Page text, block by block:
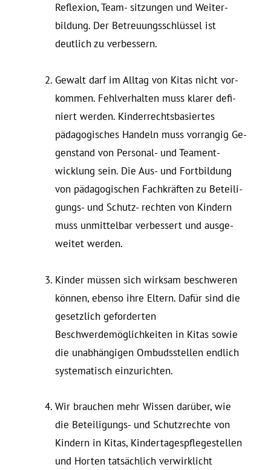
Re­flexion, Team- sit­zungen und Wei­ter­
bildung. Der Betreuungsschlüssel ist
deutlich zu verbessern.
Gewalt darf im Alltag von Kitas nicht vor­
kommen. Fehl­ver­halten muss klarer de­fi­
niert werden. Kin­der­rechts­ba­siertes
pädagogisches Handeln muss vor­rangig Ge­
gen­stand von Per­sonal- und Team­ent­
wicklung sein. Die Aus- und Fort­bildung
von pädagogischen Fachkräften zu Be­tei­li­
gungs- und Schutz- rechten von Kindern
muss un­mit­telbar ver­bessert und aus­ge­
weitet werden.
Kinder müssen sich wirksam be­schweren
können, ebenso ihre Eltern. Dafür sind die
ge­setzlich ge­for­derten
Beschwerdemöglichkeiten in Kitas sowie
die unabhängigen Om­buds­stellen endlich
sys­te­ma­tisch einzurichten.
Wir brauchen mehr Wissen darüber, wie
die Be­tei­li­gungs- und Schutz­rechte von
Kindern in Kitas, Kin­der­ta­ges­pfle­ge­stellen
und Horten tatsächlich ver­wirk­licht